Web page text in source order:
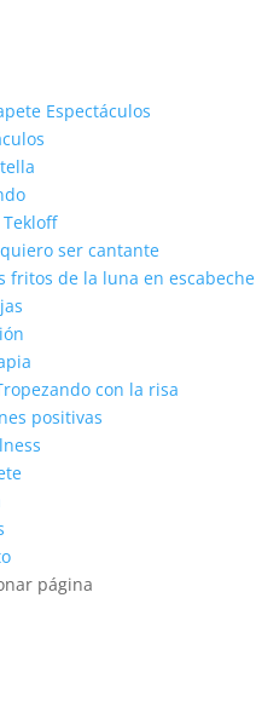
ser cantante
fritos de la luna en escabeche
con la risa
positivas
página